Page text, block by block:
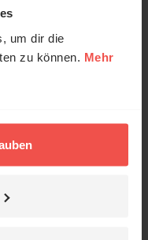
um dir die
zu können. Mehr
für uns.